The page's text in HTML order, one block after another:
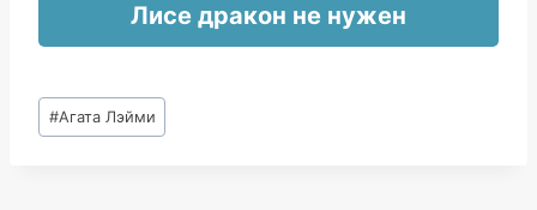
Лисе дракон не нужен
Метки
записи:
#Агата Лэйми